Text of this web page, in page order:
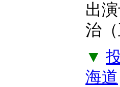
出
治
▼
海道